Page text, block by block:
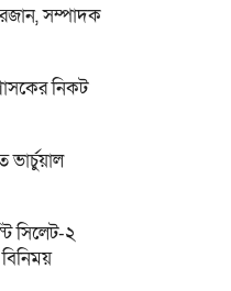
সম্পাদক
নিকট
ভার্চুয়াল
সিলেট-২